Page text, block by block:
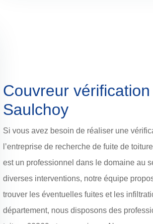
Couvreur
Saulchoy
Si vous avez besoin de réaliser une
l’entreprise de recherche de fuite de
est un professionnel dans le domaine au
diverses interventions, notre équipe
trouver les éventuelles fuites et les
département, nous disposons des